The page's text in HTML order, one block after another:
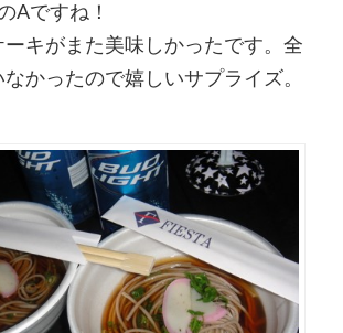
Aですね！
キがまた美味しかったです。全
かったので嬉しいサプライズ。